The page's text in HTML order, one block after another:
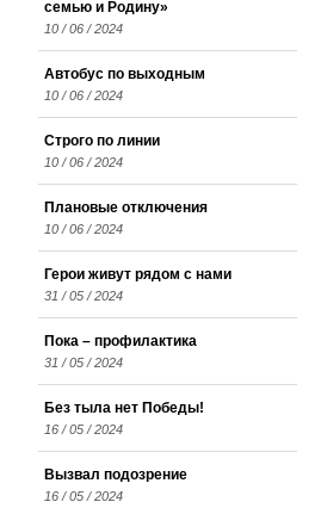
семью и Родину»
10 / 06 / 2024
Автобус по выходным
10 / 06 / 2024
Строго по линии
10 / 06 / 2024
Плановые отключения
10 / 06 / 2024
Герои живут рядом с нами
31 / 05 / 2024
Пока – профилактика
31 / 05 / 2024
Без тыла нет Победы!
16 / 05 / 2024
Вызвал подозрение
16 / 05 / 2024